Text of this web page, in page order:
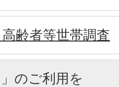
齢者等世帯調査
のご利用を